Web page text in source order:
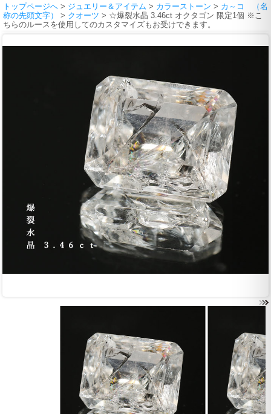
トップページへ > ジュエリー＆アイテム > カラーストーン > カ～コ （名
称の先頭文字）
> クオーツ > ☆爆裂水晶 3.46ct オクタゴン 限定1個 ※こ
ちらのルースを使用してのカスタマイズもお受けできます。